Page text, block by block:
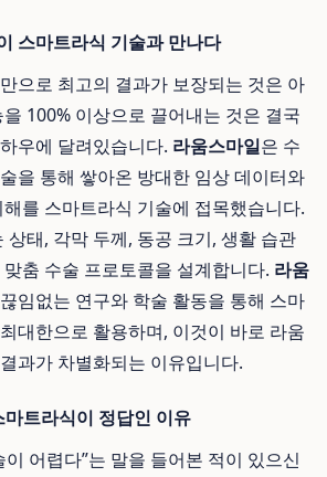
스마트라식 기술과 만나다
으로 최고의 결과가 보장되는 것은 아
100% 이상으로 끌어내는 것은 결국
우에 달려있습니다. 라움스마일은 수
을 통해 쌓아온 방대한 임상 데이터와
를 스마트라식 기술에 접목했습니다.
상태, 각막 두께, 동공 크기, 생활 습관
춤 수술 프로토콜을 설계합니다. 라움
임없는 연구와 학술 활동을 통해 스마
대한으로 활용하며, 이것이 바로 라움
과가 차별화되는 이유입니다.
트라식이 정답인 이유
어렵다”는 말을 들어본 적이 있으신